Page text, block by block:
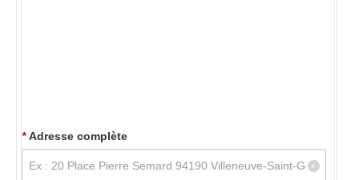
*Adresse complète